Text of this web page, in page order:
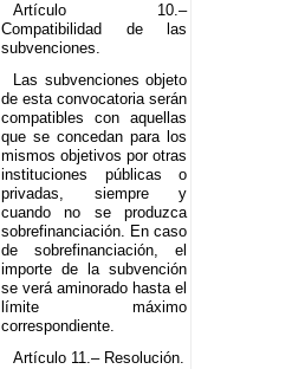
Artículo 10.–
Compatibilidad de las
subvenciones.
Las subvenciones objeto
de esta convocatoria serán
compatibles con aquellas
que se concedan para los
mismos objetivos por otras
instituciones públicas o
privadas, siempre y
cuando no se produzca
sobrefinanciación. En caso
de sobrefinanciación, el
importe de la subvención
se verá aminorado hasta el
límite máximo
correspondiente.
Artículo 11.– Resolución.